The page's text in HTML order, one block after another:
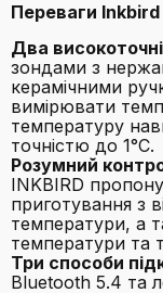
Переваги Inkbird
Два
зондами з
керамічними
вимірювати
температуру
точністю до 1°C.
Розумний
INKBIRD
приготування з
температури, а
температури та
Три способи
Bluetooth 5.4 та